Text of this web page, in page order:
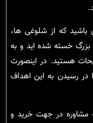
باشید که از شلوغی ها،
خسته شده اید و به
هستید. در اینصورت
در رسیدن به این اهداف
مشاوره در جهت خرید و